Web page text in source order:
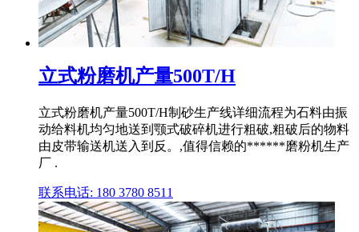
立式粉磨机产量500T/H
立式粉磨机产量500T/H制砂生产线详细流程为石料由振
动给料机均匀地送到颚式破碎机进行粗破,粗破后的物料
由皮带输送机送入到反。,值得信赖的******磨粉机生产
厂 .
联系电话: 180 3780 8511